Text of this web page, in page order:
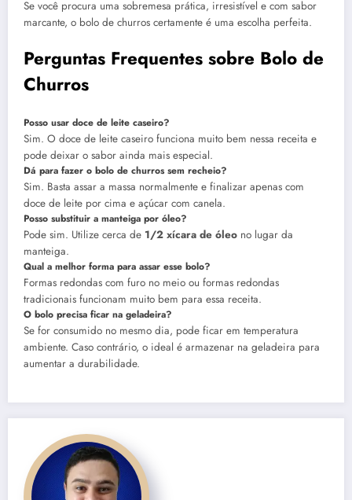
Se você procura uma sobremesa prática, irresistível e com sabor
marcante, o bolo de churros certamente é uma escolha perfeita.
Perguntas Frequentes sobre Bolo de
Churros
Posso usar doce de leite caseiro?
Sim. O doce de leite caseiro funciona muito bem nessa receita e
pode deixar o sabor ainda mais especial.
Dá para fazer o bolo de churros sem recheio?
Sim. Basta assar a massa normalmente e finalizar apenas com
doce de leite por cima e açúcar com canela.
Posso substituir a manteiga por óleo?
Pode sim. Utilize cerca de 1/2 xícara de óleo no lugar da
manteiga.
Qual a melhor forma para assar esse bolo?
Formas redondas com furo no meio ou formas redondas
tradicionais funcionam muito bem para essa receita.
O bolo precisa ficar na geladeira?
Se for consumido no mesmo dia, pode ficar em temperatura
ambiente. Caso contrário, o ideal é armazenar na geladeira para
aumentar a durabilidade.